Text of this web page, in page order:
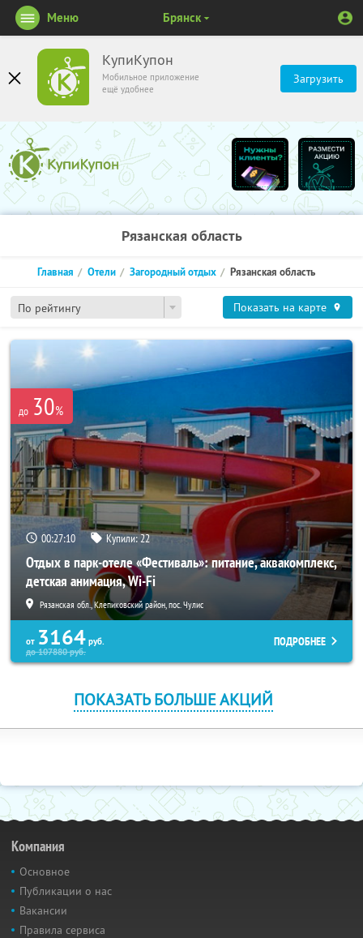
КупиКупон
Мобильное приложение
ещё удобнее
Загрузить
Меню Брянск
Рязанская область
По рейтингу
Главная Отели Загородный отдых Рязанская область
Показать на карте
до 30%
00:27:10 Купили:22
Отдых в парк-отеле «Фестиваль»: питание, аквакомплекс,
детская анимация, Wi-Fi
Рязанская обл., Клепиковский район, пос. Чулис
от 3164 руб.
до107880руб.
ПОДРОБНЕЕ
ПОКАЗАТЬ БОЛЬШЕ АКЦИЙ
Компания
Основное
Публикации о нас
Вакансии
Правила сервиса